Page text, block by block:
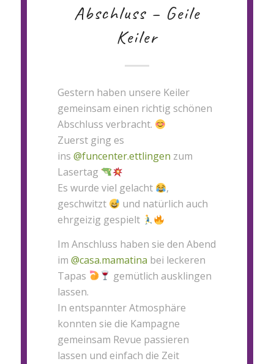
Abschluss – Geile
Keiler
Gestern haben unsere Keiler
gemeinsam einen richtig schönen
Abschluss verbracht.
Zuerst ging es
ins @funcenter.ettlingen zum
Lasertag
Es wurde viel gelacht
,
geschwitzt
und natürlich auch
ehrgeizig gespielt
Im Anschluss haben sie den Abend
im @casa.mamatina bei leckeren
Tapas
gemütlich ausklingen
lassen.
In entspannter Atmosphäre
konnten sie die Kampagne
gemeinsam Revue passieren
lassen und einfach die Zeit